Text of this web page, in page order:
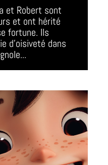
et Robert sont
et ont hérité
fortune. Ils
d'oisiveté dans